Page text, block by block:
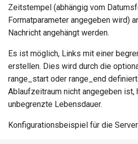
hoedown
http
http2
httpipe
hyperscan
Zeitstempel (abhängig vom
Formatparameter angegeben wird)
Nachricht angehängt werden.
Es ist möglich, Links mit einer
erstellen. Dies wird durch die
range_start oder range_end
Ablaufzeitraum nicht angegeben ist,
unbegrenzte Lebensdauer.
Konfigurationsbeispiel für die